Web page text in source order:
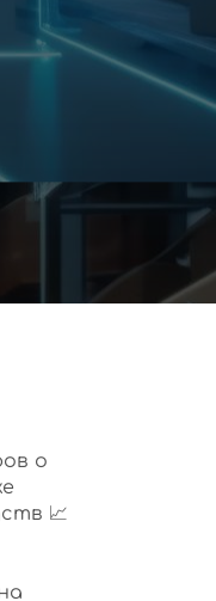
о
📈